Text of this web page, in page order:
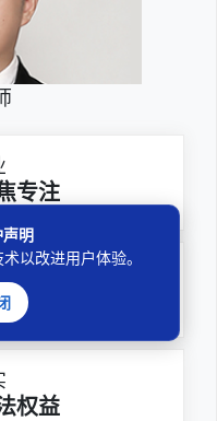
专注
事项
权益
明
以改进用户体验。